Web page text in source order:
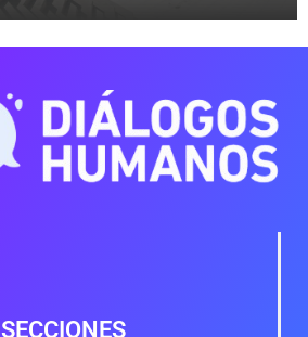
SECCIONES